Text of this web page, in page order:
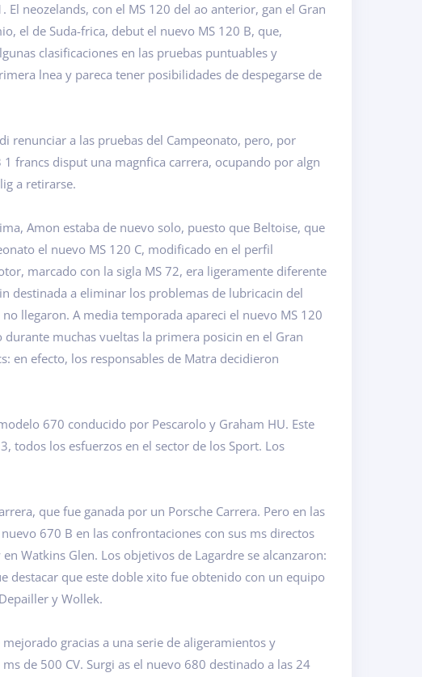
neozelands, con el MS 120 del ao anterior, gan el Gran
el de Suda-frica, debut el nuevo MS 120 B, que,
clasificaciones en las pruebas puntuables y
lnea y pareca tener posibilidades de despegarse de
renunciar a las pruebas del Campeonato, pero, por
francs disput una magnfica carrera, ocupando por algn
a retirarse.
Amon estaba de nuevo solo, puesto que Beltoise, que
el nuevo MS 120 C, modificado en el perfil
marcado con la sigla MS 72, era ligeramente diferente
destinada a eliminar los problemas de lubricacin del
llegaron. A media temporada apareci el nuevo MS 120
muchas vueltas la primera posicin en el Gran
en efecto, los responsables de Matra decidieron
670 conducido por Pescarolo y Graham HU. Este
todos los esfuerzos en el sector de los Sport. Los
que fue ganada por un Porsche Carrera. Pero en las
670 B en las confrontaciones con sus ms directos
Watkins Glen. Los objetivos de Lagardre se alcanzaron:
destacar que este doble xito fue obtenido con un equipo
y Wollek.
gracias a una serie de aligeramientos y
de 500 CV. Surgi as el nuevo 680 destinado a las 24